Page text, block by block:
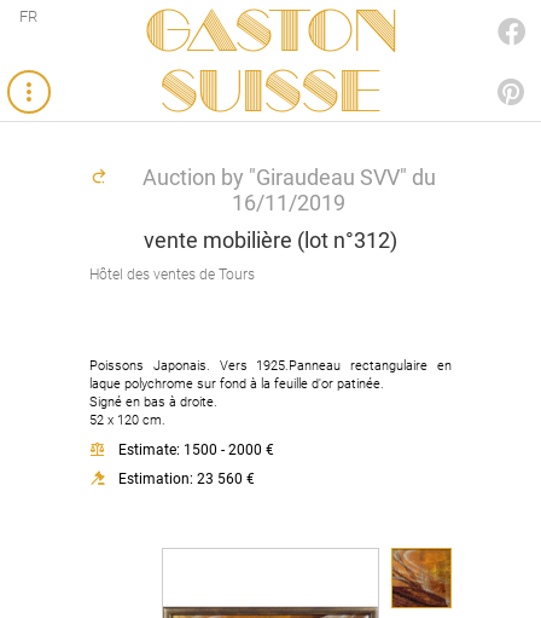
Gaston
SUISSE
FR
Auction by "Giraudeau SVV" du
16/11/2019
vente mobilière (lot n°312)
Hôtel des ventes de Tours
Poissons Japonais. Vers 1925.Panneau rectangulaire en
laque polychrome sur fond à la feuille d'or patinée.
Signé en bas à droite.
52 x 120 cm.
Estimate: 1500 - 2000 €
Estimation: 23 560 €